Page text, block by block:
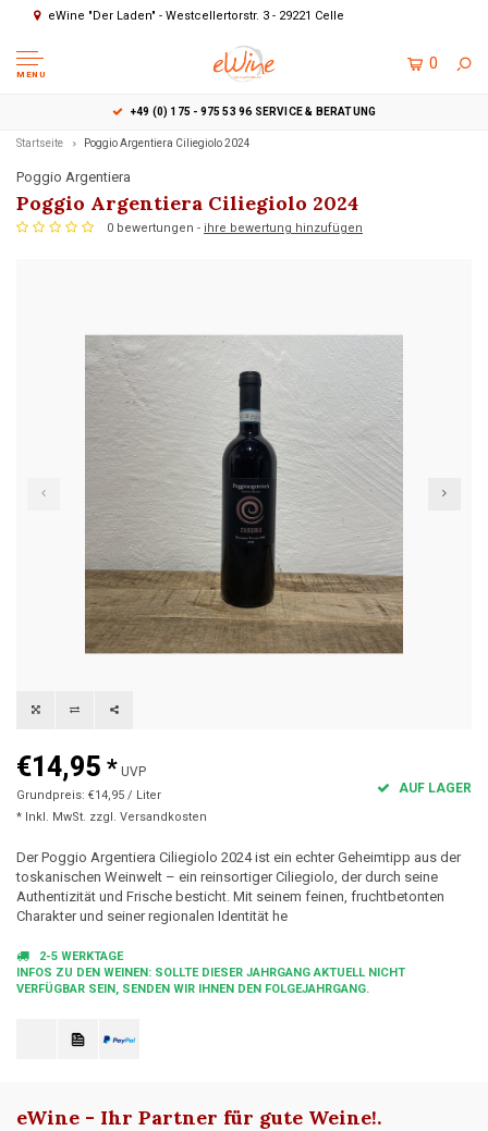
eWine "Der Laden" - Westcellertorstr. 3 - 29221 Celle
MENU
0
+49 (0) 175 - 975 53 96 SERVICE & BERATUNG
Startseite Poggio Argentiera Ciliegiolo 2024
Poggio Argentiera
Poggio Argentiera Ciliegiolo 2024
0 bewertungen - ihre bewertung hinzufügen
€14,95 * UVP
Grundpreis: €14,95 / Liter
* Inkl. MwSt. zzgl. Versandkosten
AUF LAGER
Der Poggio Argentiera Ciliegiolo 2024 ist ein echter Geheimtipp aus der
toskanischen Weinwelt – ein reinsortiger Ciliegiolo, der durch seine
Authentizität und Frische besticht. Mit seinem feinen, fruchtbetonten
Charakter und seiner regionalen Identität he
2-5 WERKTAGE
INFOS ZU DEN WEINEN: SOLLTE DIESER JAHRGANG AKTUELL NICHT
VERFÜGBAR SEIN, SENDEN WIR IHNEN DEN FOLGEJAHRGANG.
eWine - Ihr Partner für gute Weine!.